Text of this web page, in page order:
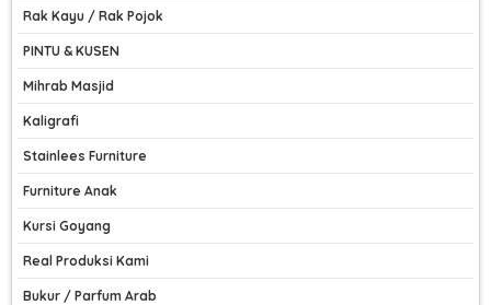
Rak Kayu / Rak Pojok
PINTU & KUSEN
Mihrab Masjid
Kaligrafi
Stainlees Furniture
Furniture Anak
Kursi Goyang
Real Produksi Kami
Bukur / Parfum Arab